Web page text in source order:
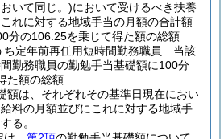
いて同じ。)において受けるべき扶養
れに対する地域手当の月額の合計額
分の106.25を乗じて得た額の総額
ち定年前再任用短時間勤務職員 当該
勤務職員の勤勉手当基礎額に100分
た額の総額
額は、それぞれその基準日現在におい
料の月額並びにこれに対する地域手
る。